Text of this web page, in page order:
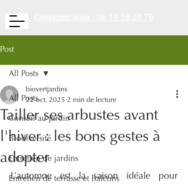
Post
All Posts
Conseil au jardin
Biodiversité
Entretien de jardins
Entretien de terrasse et balcons
All Posts
Tailler ses arbustes avant
l'hiver : les bons gestes à
adopter
biovertjardins
22 oct. 2025 2 min de lecture
L’automne est la saison idéale pour